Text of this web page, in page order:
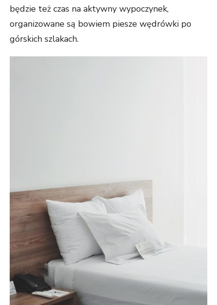
będzie też czas na aktywny wypoczynek,
organizowane są bowiem piesze wędrówki po
górskich szlakach.